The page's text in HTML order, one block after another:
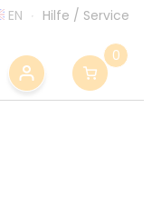
EN Hilfe / Service
0